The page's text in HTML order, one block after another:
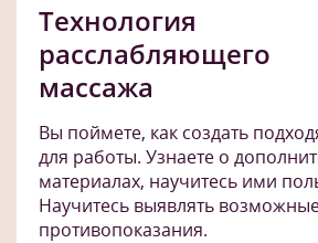
Технология
расслабляющего
массажа
Вы поймете, как создать
для работы. Узнаете о
материалах, научитесь ими
Научитесь выявлять
противопоказания.